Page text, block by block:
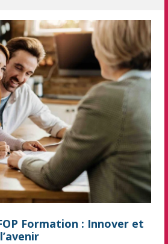
Formation : Innover et